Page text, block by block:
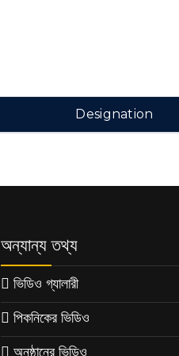
Designation
অন্যান্য তথ্য
ভিডিও গ্যালারী
পিকনিকের ভিডিও
অনুষ্ঠানের ভিডিও